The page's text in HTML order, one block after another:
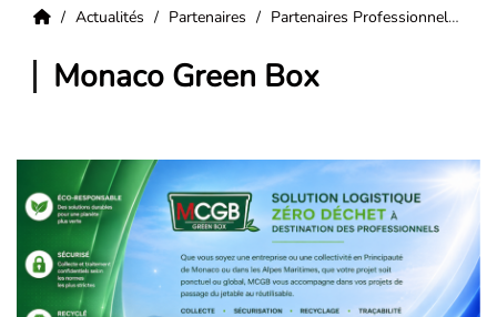
Actualités Partenaires Partenaires Professionnels
Monaco Green Box